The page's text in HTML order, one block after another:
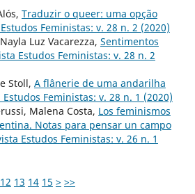
Traduzir o queer: uma opção
Feministas: v. 28 n. 2 (2020)
Luz Vacarezza, Sentimentos
Estudos Feministas: v. 28 n. 2
Stoll, A flânerie de uma andarilha
Estudos Feministas: v. 28 n. 1 (2020)
Malena Costa, Los feminismos
Notas para pensar un campo
Estudos Feministas: v. 26 n. 1
12 13 14 15 > >>